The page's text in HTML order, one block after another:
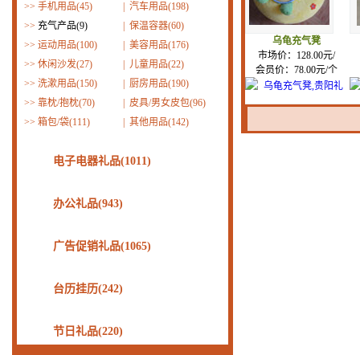
>> 手机用品(45)
汽车用品(198)
>> 充气产品(9)
保温容器(60)
>> 运动用品(100)
美容用品(176)
>> 休闲沙发(27)
儿童用品(22)
>> 洗漱用品(150)
厨房用品(190)
>> 靠枕/抱枕(70)
皮具/男女皮包(96)
>> 箱包/袋(111) 其他用品(142)
电子电器礼品(1011)
办公礼品(943)
广告促销礼品(1065)
台历挂历(242)
节日礼品(220)
乌龟充气凳
市场价：128.00元/
会员价：78.00元/个